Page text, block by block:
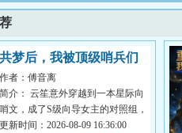
共梦后，我被顶级哨兵们
疯狂觊觎
作者：傅音离
简介： 云笙意外穿越到一本星际向
哨文，成了S级向导女主的对照组，
不但是流落在外的真千金，还觉...
更新时间：2026-08-09 16:36:00